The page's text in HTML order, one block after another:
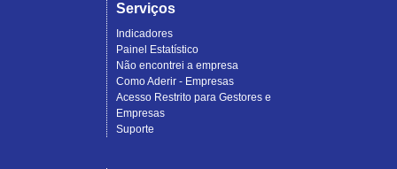
Serviços
Indicadores
Painel Estatístico
Não encontrei a empresa
Como Aderir - Empresas
Acesso Restrito para Gestores e
Empresas
Suporte